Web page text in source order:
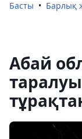
Басты Барлық
Абай